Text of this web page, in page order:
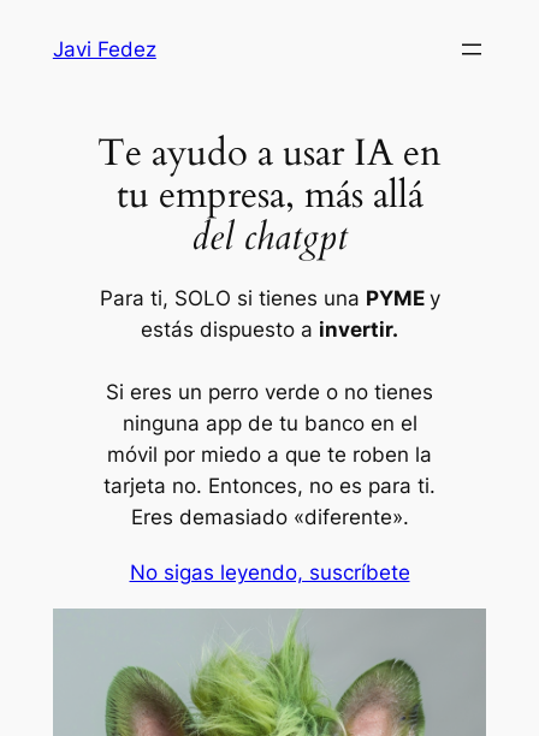
Javi Fedez
Te ayudo a usar IA en
tu empresa, más allá
del chatgpt
Para ti, SOLO si tienes una PYME y
estás dispuesto a invertir.
Si eres un perro verde o no tienes
ninguna app de tu banco en el
móvil por miedo a que te roben la
tarjeta no. Entonces, no es para ti.
Eres demasiado «diferente».
No sigas leyendo, suscríbete